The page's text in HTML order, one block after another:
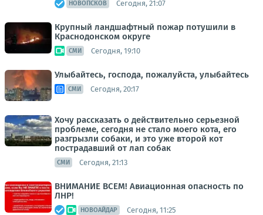
НОВОПСКОВ Сегодня, 21:07
Крупный ландшафтный пожар потушили в
Краснодонском округе
СМИ Сегодня, 19:10
Улыбайтесь, господа, пожалуйста, улыбайтесь
СМИ Сегодня, 20:17
Хочу рассказать о действительно серьезной
проблеме, сегодня не стало моего кота, его
разгрызли собаки, и это уже второй кот
пострадавший от лап собак
СМИ Сегодня, 21:13
ВНИМАНИЕ ВСЕМ! Авиационная опасность по
ЛНР!
НОВОАЙДАР Сегодня, 11:25